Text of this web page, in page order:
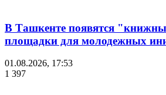
В Ташкенте появятся
площадки для молодежных
01.08.2026, 17:53
1 397